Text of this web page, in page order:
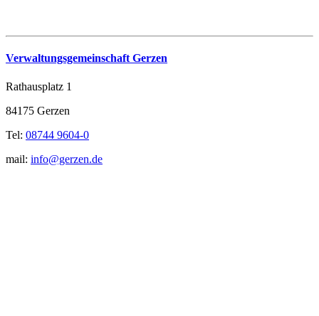
Verwaltungsgemeinschaft Gerzen
Rathausplatz 1
84175 Gerzen
Tel: 08744 9604-0
mail: info@gerzen.de